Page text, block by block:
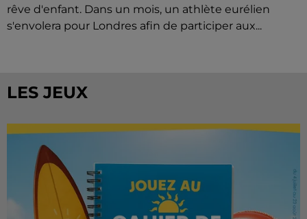
rêve d'enfant. Dans un mois, un athlète eurélien
s'envolera pour Londres afin de participer aux...
LES JEUX